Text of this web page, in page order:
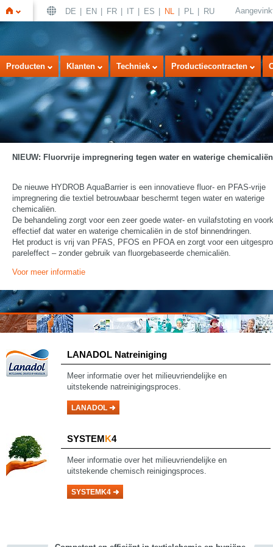
Home
DE EN FR IT ES NL PL RU
Producten Klanten Techniek Productiecontracten
NIEUW: Fluorvrije impregnering tegen water en waterige chemicaliën
De nieuwe HYDROB AquaBarrier is een innovatieve fluor- en PFAS-vrije
impregnering die textiel betrouwbaar beschermt tegen water en waterige
chemicaliën.
De behandeling zorgt voor een zeer goede water- en vuilafstoting en
effectief dat water en waterige chemicaliën in de stof binnendringen.
Het product is vrij van PFAS, PFOS en PFOA en zorgt voor een
pareleffect – zonder gebruik van fluorgebaseerde chemicaliën.
Voor meer informatie
LANADOL Natreiniging
Meer informatie over het milieuvriendelijke en
uitstekende natreinigingsproces.
LANADOL
SYSTEMK4
Meer informatie over het milieuvriendelijke en
uitstekende chemisch reinigingsproces.
SYSTEMK4